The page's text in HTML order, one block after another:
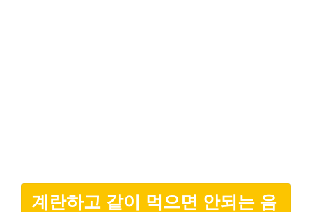
계란하고 같이 먹으면 안되는 음